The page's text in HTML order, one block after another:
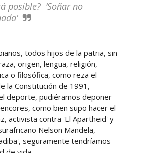
posible? ‘Soñar no
todos hijos de la patria, sin
origen, lengua, religión,
o filosófica, como reza el
la Constitución de 1991,
deporte, pudiéramos deponer
como bien supo hacer el
activista contra 'El Apartheid' y
Nelson Mandela,
seguramente tendríamos